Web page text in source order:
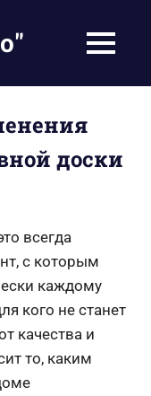
МЕНЮ
доски
всегда
с которым
каждому
кого не станет
качества и
то, каким